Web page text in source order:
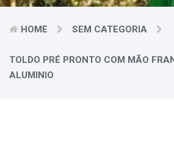
HOME SEM CATEGORIA
TOLDO PRÉ PRONTO COM MÃO
ALUMINIO